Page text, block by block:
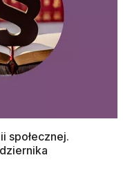
społecznej.